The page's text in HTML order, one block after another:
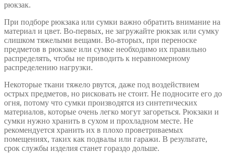
рюкзак.
При подборе рюкзака или сумки важно обратить внимание на
материал и цвет. Во-первых, не загружайте рюкзак или сумку
слишком тяжелыми вещами. Во-вторых, при переноске
предметов в рюкзаке или сумке необходимо их правильно
распределять, чтобы не приводить к неравномерному
распределению нагрузки.
Некоторые ткани тяжело рвутся, даже под воздействием
острых предметов, но рисковать не стоит. Не подносите его до
огня, потому что сумки производятся из синтетических
материалов, которые очень легко могут загореться. Рюкзаки и
сумки нужно хранить в сухом и прохладном месте. Не
рекомендуется хранить их в плохо проветриваемых
помещениях, таких как подвалы или гаражи. В результате,
срок службы изделия станет гораздо дольше.